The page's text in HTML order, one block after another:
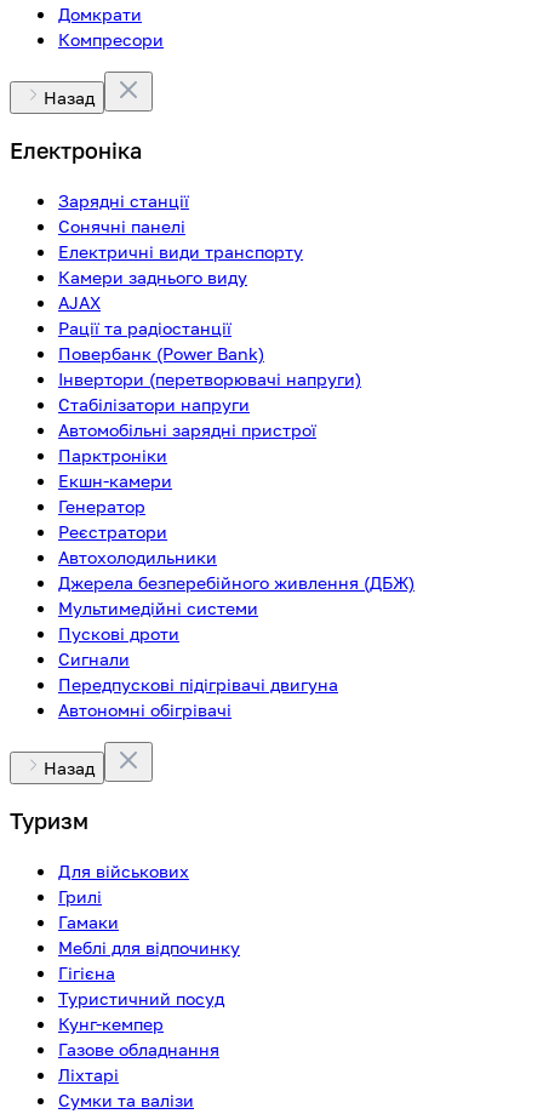
Домкрати
Компресори
Назад
Електроніка
Зарядні станції
Сонячні панелі
Електричні види транспорту
Камери заднього виду
AJAX
Рації та радіостанції
Повербанк (Power Bank)
Інвертори (перетворювачі напруги)
Стабілізатори напруги
Автомобільні зарядні пристрої
Парктроніки
Екшн-камери
Генератор
Реєстратори
Автохолодильники
Джерела безперебійного живлення (ДБЖ)
Мультимедійні системи
Пускові дроти
Сигнали
Передпускові підігрівачі двигуна
Автономні обігрівачі
Назад
Туризм
Для військових
Грилі
Гамаки
Меблі для відпочинку
Гігієна
Туристичний посуд
Кунг-кемпер
Газове обладнання
Ліхтарі
Сумки та валізи